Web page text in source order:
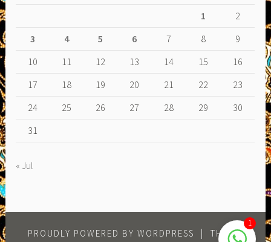
1
2
3
4 5 6 7 8
9
10
11 12 13 14 15
16
17
18 19 20 21 22
23
24
25 26 27 28 29
30
31
« Jul
PROUDLY POWERED BY WORDPRESS |
THEME:
1